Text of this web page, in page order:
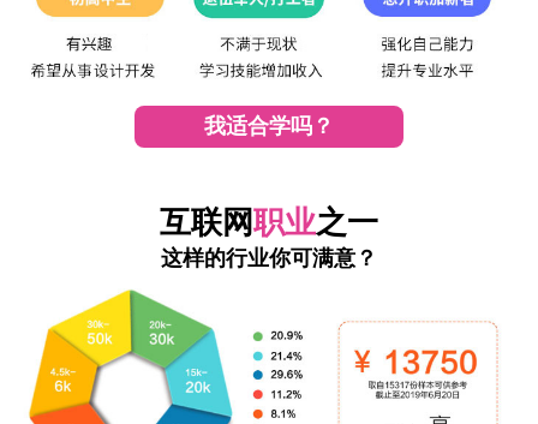
我适合学吗？
互联网职业之一
这样的行业你可满意？